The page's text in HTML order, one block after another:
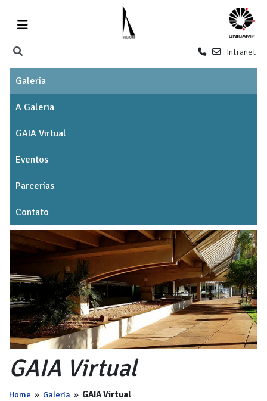
Intranet
Galeria
A Galeria
GAIA Virtual
Eventos
Parcerias
Contato
GAIA Virtual
Home » Galeria » GAIA Virtual